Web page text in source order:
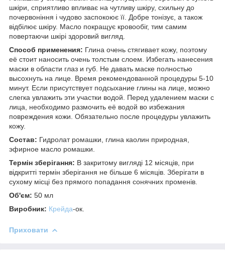
шкіри, сприятливо впливає на чутливу шкіру, схильну до
почервоніння і чудово заспокоює її. Добре тонізує, а також
відбілює шкіру. Масло покращує кровообіг, тим самим
повертаючи шкірі здоровий вигляд.
Способ применения: Глина очень стягивает кожу, поэтому
её стоит наносить очень толстым слоем. Избегать нанесения
маски в области глаз и губ. Не давать маске полностью
высохнуть на лице. Время рекомендованной процедуры 5-10
минут. Если присутствует подсыхание глины на лице, можно
слегка увлажить эти участки водой. Перед удалением маски с
лица, необходимо размочить её водой во избежания
повреждения кожи. Обязательно после процедуры увлажить
кожу.
Состав: Гидролат ромашки, глина каолин природная,
эфирное масло ромашки.
Термін зберігання: В закритому вигляді 12 місяців, при
відкритті термін зберігання не більше 6 місяців. Зберігати в
сухому місці без прямого попадання сонячних променів.
Об'єм: 50 мл
Виробник: Крейда-ок.
Приховати